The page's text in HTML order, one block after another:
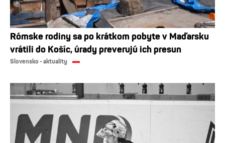
Rómske rodiny sa po krátkom pobyte v Maďarsku
vrátili do Košíc, úrady preverujú ich presun
Slovensko - aktuality